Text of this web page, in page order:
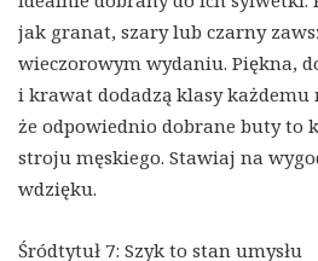
jak granat, szary lub czarny
wieczorowym wydaniu. Piękna,
i krawat dodadzą klasy każdemu
że odpowiednio dobrane buty to
stroju męskiego. Stawiaj na
wdzięku.
Śródtytuł 7: Szyk to stan umysłu